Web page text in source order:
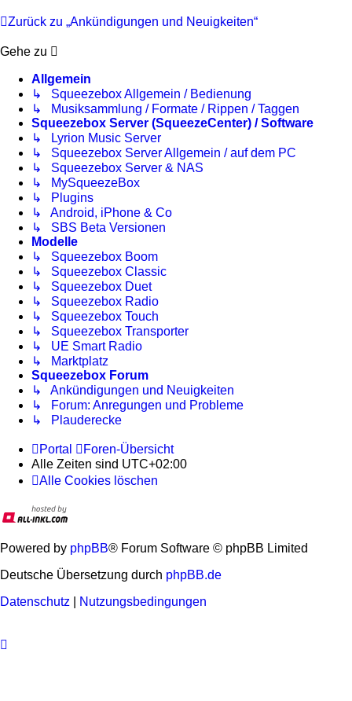
Zurück zu „Ankündigungen und Neuigkeiten“
Gehe zu
Allgemein
↳ Squeezebox Allgemein / Bedienung
↳ Musiksammlung / Formate / Rippen / Taggen
Squeezebox Server (SqueezeCenter) / Software
↳ Lyrion Music Server
↳ Squeezebox Server Allgemein / auf dem PC
↳ Squeezebox Server & NAS
↳ MySqueezeBox
↳ Plugins
↳ Android, iPhone & Co
↳ SBS Beta Versionen
Modelle
↳ Squeezebox Boom
↳ Squeezebox Classic
↳ Squeezebox Duet
↳ Squeezebox Radio
↳ Squeezebox Touch
↳ Squeezebox Transporter
↳ UE Smart Radio
↳ Marktplatz
Squeezebox Forum
↳ Ankündigungen und Neuigkeiten
↳ Forum: Anregungen und Probleme
↳ Plauderecke
Portal
Foren-Übersicht
Alle Zeiten sind UTC+02:00
Alle Cookies löschen
Powered by phpBB® Forum Software © phpBB Limited
Deutsche Übersetzung durch phpBB.de
Datenschutz
Nutzungsbedingungen